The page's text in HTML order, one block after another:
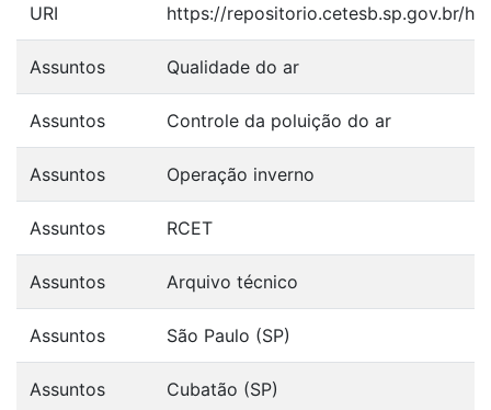
URI https://repositorio.cetesb.sp.gov.br/
Assuntos Qualidade do ar
Assuntos Controle da poluição do ar
Assuntos Operação inverno
Assuntos RCET
Assuntos Arquivo técnico
Assuntos São Paulo (SP)
Assuntos Cubatão (SP)